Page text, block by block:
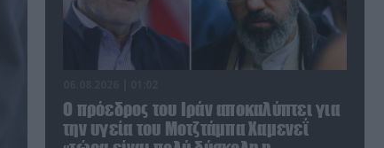
Ο πρόεδρος του Ιράν αποκαλύπτει για
την υγεία του Μοτζτάμπα Χαμενεΐ